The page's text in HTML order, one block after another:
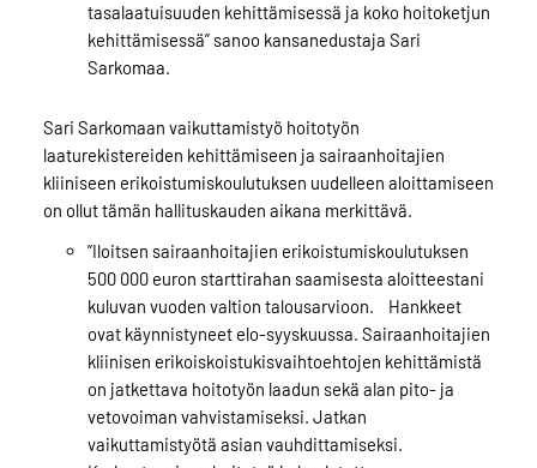
tasalaatuisuuden kehittämisessä ja koko hoitoketjun
kehittämisessä” sanoo kansanedustaja Sari
Sarkomaa.
Sari Sarkomaan vaikuttamistyö hoitotyön
laaturekistereiden kehittämiseen ja sairaanhoitajien
kliiniseen erikoistumiskoulutuksen uudelleen aloittamiseen
on ollut tämän hallituskauden aikana merkittävä.
”Iloitsen sairaanhoitajien erikoistumiskoulutuksen
500 000 euron starttirahan saamisesta aloitteestani
kuluvan vuoden valtion talousarvioon. Hankkeet
ovat käynnistyneet elo-syyskuussa. Sairaanhoitajien
kliinisen erikoiskoistukisvaihtoehtojen kehittämistä
on jatkettava hoitotyön laadun sekä alan pito- ja
vetovoiman vahvistamiseksi. Jatkan
vaikuttamistyötä asian vauhdittamiseksi.